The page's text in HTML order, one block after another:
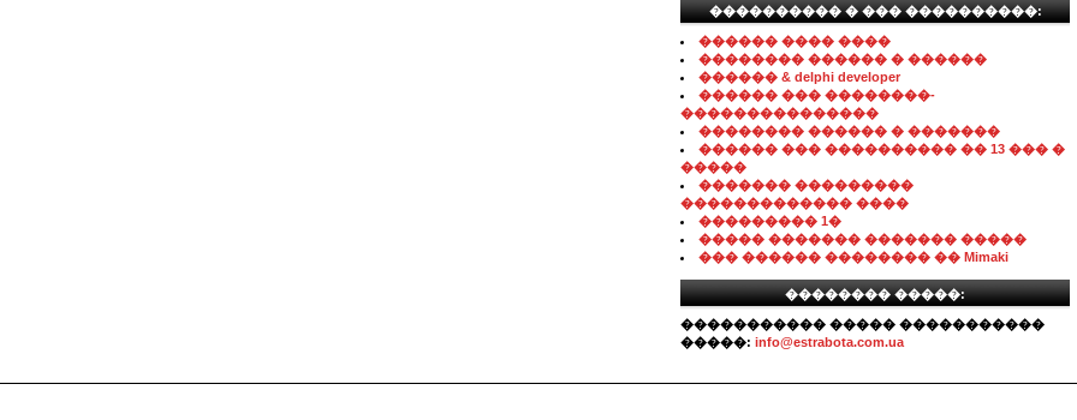
���������� � ��� ����������:
������ ���� ����
�������� ������ � ������
������ & delphi developer
������ ��� ��������-
���������������
�������� ������ � �������
������ ��� ���������� �� 13 ��� �
�����
������� ���������
������������� ����
��������� 1�
����� ������� ������� �����
��� ������ �������� �� Mimaki
�������� �����:
����������� ����� �����������
�����: info@estrabota.com.ua